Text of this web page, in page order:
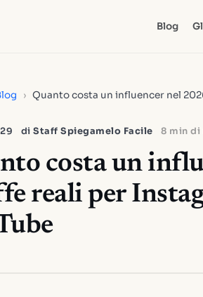
Blog
› Quanto costa un influencer nel
di Staff Spiegamelo Facile 8 min
costa un
reali per